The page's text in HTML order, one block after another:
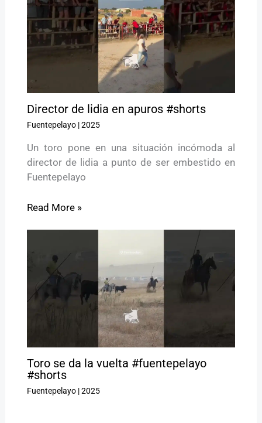
Director de lidia en apuros #shorts
Fuentepelayo|2025
Un toro pone en una situación incómoda al
director de lidia a punto de ser embestido en
Fuentepelayo
Read More »
Toro se da la vuelta #fuentepelayo
#shorts
Fuentepelayo|2025